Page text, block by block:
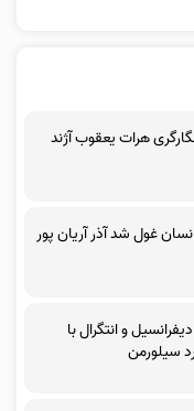
هرات یعقوب آژند
غول شد آذر آریان پور
و انتگرال با
سیلورمن